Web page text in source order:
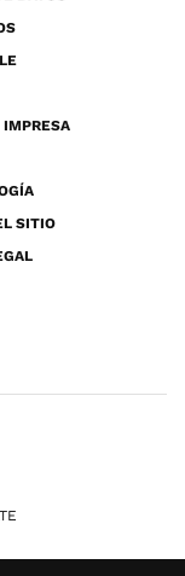
IMPRESA
SITIO